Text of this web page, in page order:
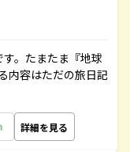
。たまたま『地球
内容はただの旅日記
詳細を見る